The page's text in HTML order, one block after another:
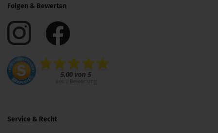
Folgen & Bewerten
Service & Recht